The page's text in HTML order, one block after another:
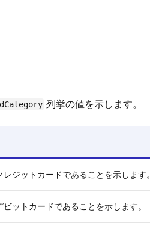
列挙の値を示します。
ジットカードであることを示します。
ットカードであることを示します。